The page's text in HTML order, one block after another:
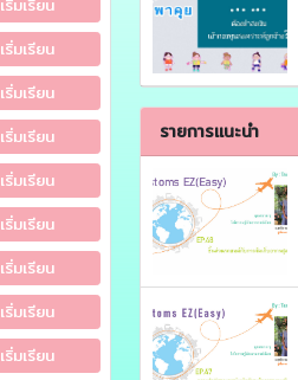
เริ่มเรียน
เริ่มเรียน
เริ่มเรียน
เริ่มเรียน
เริ่มเรียน
เริ่มเรียน
เริ่มเรียน
เริ่มเรียน
เริ่มเรียน
รายการแนะนำ